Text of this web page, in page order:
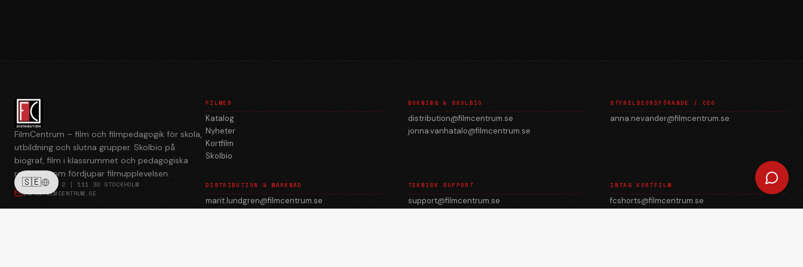
FilmCentrum – film och filmpedagogik för skola,
utbildning och slutna grupper. Skolbio på
biograf, film i klassrummet och pedagogiska
resurser som fördjupar filmupplevelsen.
BREDGRÄND 2 | 111 30 STOCKHOLM
INFO@FILMCENTRUM.SE
FILMER
Katalog
Nyheter
Kortfilm
Skolbio
BOKNING & SKOLBIO
distribution@filmcentrum.se
jonna.vanhatalo@filmcentrum.se
STYRELSEORDFÖRANDE / CEO
anna.nevander@filmcentrum.se
DISTRIBUTION & MARKNAD
marit.lundgren@filmcentrum.se
TEKNISK SUPPORT
support@filmcentrum.se
INTAG KORTFILM
fcshorts@filmcentrum.se
🇸🇪